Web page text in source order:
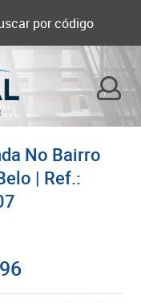
No Bairro
| Ref.: